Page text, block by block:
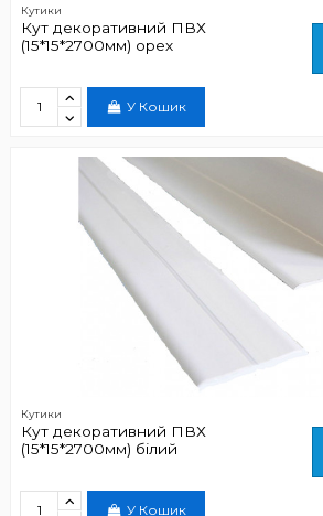
Кутики
Кут декоративний ПВХ
(15*15*2700мм) орех
У Кошик
Кутики
Кут декоративний ПВХ
(15*15*2700мм) білий
У Кошик